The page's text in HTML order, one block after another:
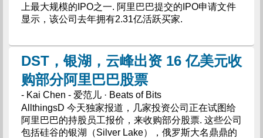
上最大规模的IPO之一. 阿里巴巴提交的IPO申请文件
显示，该公司去年拥有2.31亿活跃买家.
DST，银湖，云峰出资 16 亿美元收
购部分阿里巴巴股票
- Kai Chen - 爱范儿 · Beats of Bits
AllthingsD 今天独家报道，几家投资公司正在试图给
阿里巴巴的持股员工报价，来收购部分股票. 这些公司
包括硅谷的银湖（Silver Lake），俄罗斯大名鼎鼎的